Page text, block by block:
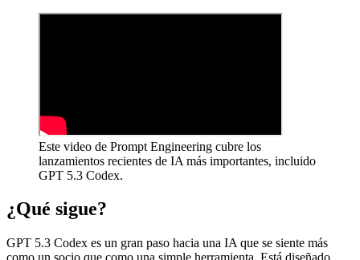
Este video de Prompt Engineering cubre los
lanzamientos recientes de IA más importantes, incluido
GPT 5.3 Codex.
¿Qué sigue?
GPT 5.3 Codex es un gran paso hacia una IA que se siente más